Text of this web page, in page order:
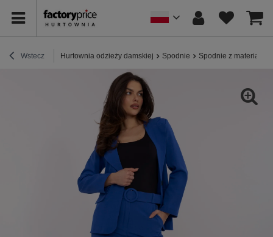
Wstecz Hurtownia odzieży damskiej Spodnie Spodnie z materiału